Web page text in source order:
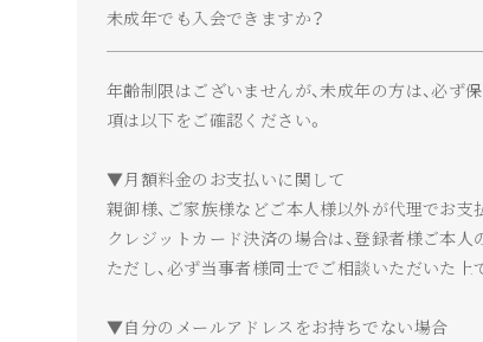
未成年でも入会できますか？
年齢制限はございませんが、未成年の方は、必ず
項は以下をご確認ください。
▼月額料金のお支払いに関して
親御様、ご家族様などご本人様以外が代理でお支
クレジットカード決済の場合は、登録者様ご本
ただし、必ず当事者様同士でご相談いただいた上
▼自分のメールアドレスをお持ちでない場合